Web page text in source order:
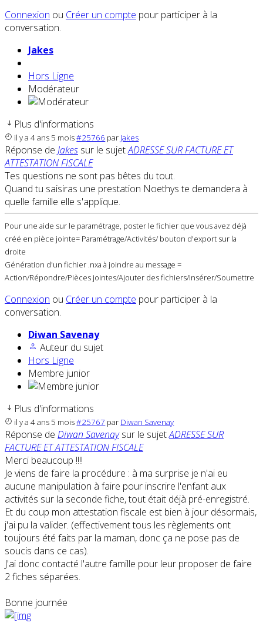
Connexion ou Créer un compte pour participer à la
conversation.
Jakes
Hors Ligne
Modérateur
Plus d'informations
il y a 4 ans 5 mois#25766 par Jakes
Réponse de Jakes sur le sujetADRESSE SUR FACTURE ET
ATTESTATION FISCALE
Tes questions ne sont pas bêtes du tout.
Quand tu saisiras une prestation Noethys te demandera à
quelle famille elle s'applique.
Pour une aide sur le paramétrage, poster le fichier que vous avez déjà
créé en pièce jointe= Paramétrage/Activités/ bouton d'export sur la
droite
Génération d'un fichier .nxa à joindre au message =
Action/Répondre/Pièces jointes/Ajouter des fichiers/Insérer/Soumettre
Connexion ou Créer un compte pour participer à la
conversation.
Diwan Savenay
Auteur du sujet
Hors Ligne
Membre junior
Plus d'informations
il y a 4 ans 5 mois#25767 par Diwan Savenay
Réponse de Diwan Savenaysur le sujetADRESSE SUR
FACTURE ET ATTESTATION FISCALE
Merci beaucoup !!!!
Je viens de faire la procédure : à ma surprise je n'ai eu
aucune manipulation à faire pour inscrire l'enfant aux
activités sur la seconde fiche, tout était déjà pré-enregistré.
Et du coup mon attestation fiscale est bien à jour désormais,
j'ai pu la valider. (effectivement tous les règlements ont
toujours été faits par la maman, donc ça ne pose pas de
soucis dans ce cas).
J'ai donc contacté l'autre famille pour leur proposer de faire
2 fiches séparées.
Bonne journée